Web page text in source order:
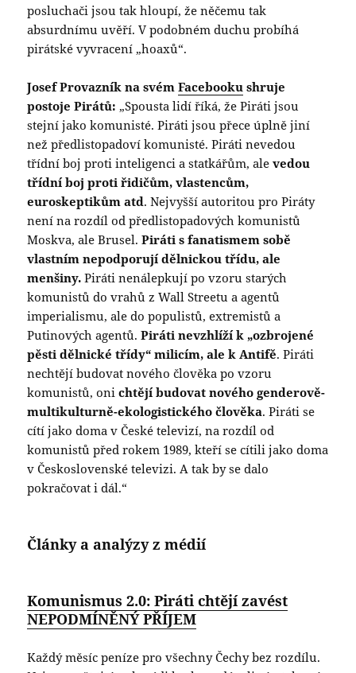
posluchači jsou tak hloupí, že něčemu tak
absurdnímu uvěří. V podobném duchu probíhá
pirátské vyvracení „hoaxů“.
Josef Provazník na svémFacebooku shruje
postoje Pirátů:„Spousta lidí říká, že Piráti jsou
stejní jako komunisté. Piráti jsou přece úplně jiní
než předlistopadoví komunisté. Piráti nevedou
třídní boj proti inteligenci a statkářům, alevedou
třídní boj proti řidičům, vlastencům,
euroskeptikům atd. Nejvyšší autoritou pro Piráty
není na rozdíl od předlistopadových komunistů
Moskva, ale Brusel.Piráti s fanatismem sobě
vlastním nepodporují dělnickou třídu, ale
menšiny.Piráti nenálepkují po vzoru starých
komunistů do vrahů z Wall Streetu a agentů
imperialismu, ale do populistů, extremistů a
Putinových agentů.Piráti nevzhlíží k „ozbrojené
pěsti dělnické třídy“ milicím, ale k Antifě. Piráti
nechtějí budovat nového člověka po vzoru
komunistů, onichtějí budovat nového genderově-
multikulturně-ekologistického člověka. Piráti se
cítí jako doma v České televizí, na rozdíl od
komunistů před rokem 1989, kteří se cítili jako doma
v Československé televizi. A tak by se dalo
pokračovat i dál.“
Články a analýzy z médií
Komunismus 2.0: Piráti chtějí zavést
NEPODMÍNĚNÝ PŘÍJEM
Každý měsíc peníze pro všechny Čechy bez rozdílu.